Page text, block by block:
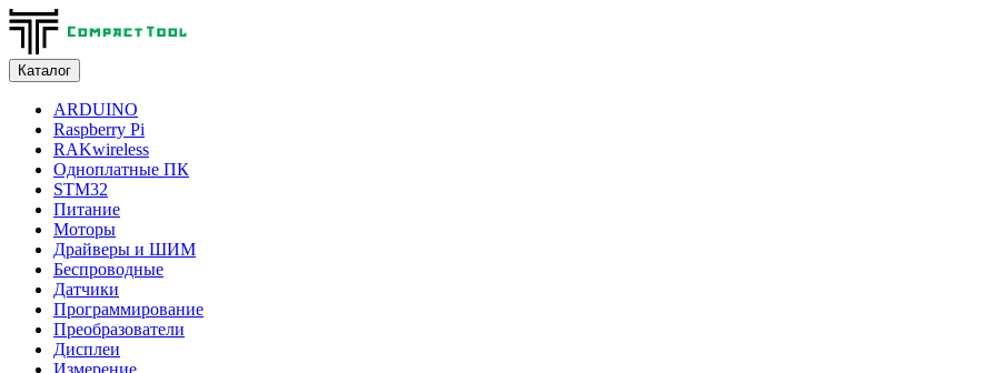
Каталог
ARDUINO
Raspberry Pi
RAKwireless
Одноплатные ПК
STM32
Питание
Моторы
Драйверы и ШИМ
Беспроводные
Датчики
Программирование
Преобразователи
Дисплеи
Измерение